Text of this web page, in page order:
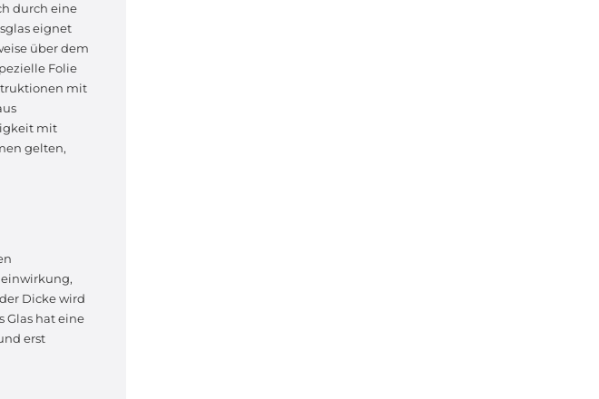
durch eine
eignet
über dem
Folie
mit
mit
gelten,
Dicke wird
Glas hat eine
erst